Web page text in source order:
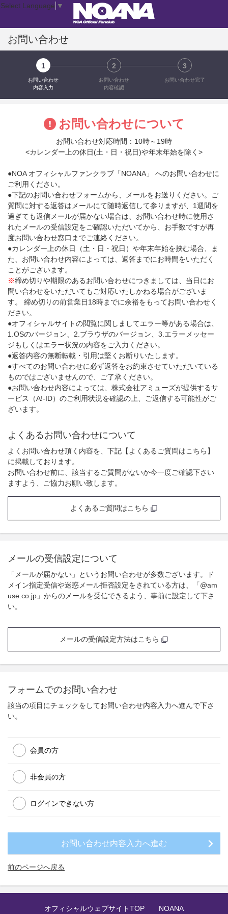
お問い合わせ
1
お問い合わせ
内容入力
2
お問い合わせ
内容確認
3
お問い合わせ完了
お問い合わせについて
お問い合わせ対応時間：10時～19時
<カレンダー上の休日(土・日・祝日)や年末年始を除く>
●NOA オフィシャルファンクラブ「NOANA」 へのお問い合わせに
ご利用ください。
●下記のお問い合わせフォームから、メールをお送りください。ご
質問に対する返答はメールにて随時返信して参りますが、1週間を
過ぎても返信メールが届かない場合は、お問い合わせ時に使用さ
れたメールの受信設定をご確認いただいてから、お手数ですが再
度お問い合わせ窓口までご連絡ください。
●カレンダー上の休日（土・日・祝日）や年末年始を挟む場合、ま
た、お問い合わせ内容によっては、返答までにお時間をいただく
ことがございます。
※締め切りや期限のあるお問い合わせにつきましては、当日にお
問い合わせをいただいてもご対応いたしかねる場合がございま
す。 締め切りの前営業日18時までに余裕をもってお問い合わせく
ださい。
●オフィシャルサイトの閲覧に関しましてエラー等がある場合は、
1.OSのバージョン、2.ブラウザのバージョン、3.エラーメッセー
ジもしくはエラー状況の内容をご入力ください。
●返答内容の無断転載・引用は堅くお断りいたします。
●すべてのお問い合わせに必ず返答をお約束させていただいている
ものではございませんので、ご了承ください。
●お問い合わせ内容によっては、株式会社アミューズが提供するサ
ービス（A!-ID）のご利用状況を確認の上、ご返信する可能性がご
ざいます。
よくあるお問い合わせについて
よくお問い合わせ頂く内容を、下記【よくあるご質問はこちら】
に掲載しております。
お問い合わせ前に、該当するご質問がないか今一度ご確認下さい
ますよう、ご協力お願い致します。
よくあるご質問はこちら
メールの受信設定について
「メールが届かない」というお問い合わせが多数ございます。ド
メイン指定受信や迷惑メール拒否設定をされている方は、「@am
use.co.jp」からのメールを受信できるよう、事前に設定して下さ
い。
メールの受信設定方法はこちら
フォームでのお問い合わせ
該当の項目にチェックをしてお問い合わせ内容入力へ進んで下さ
い。
会員の方
非会員の方
ログインできない方
前のページへ戻る
オフィシャルウェブサイトTOP NOANA
Select Language ▼